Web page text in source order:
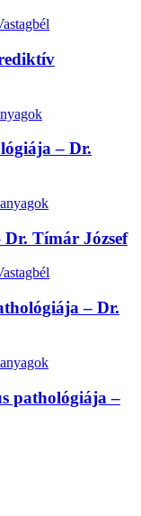
– Dr.
Dr. Tímár József
– Dr.
pathológiája –